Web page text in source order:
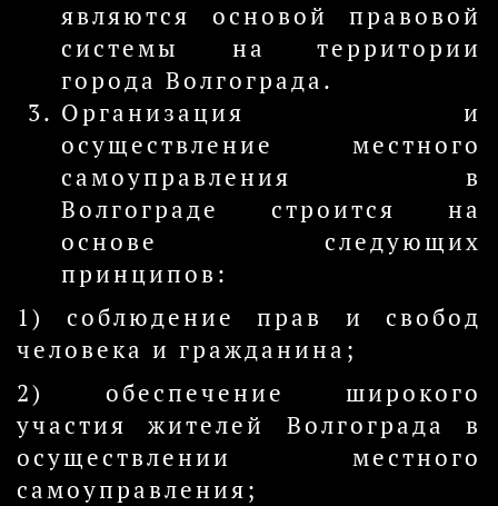
являются основой правовой
системы на территории
города Волгограда.
Организация и
осуществление местного
самоуправления в
Волгограде строится на
основе следующих
принципов:
1) соблюдение прав и свобод
человека и гражданина;
2) обеспечение широкого
участия жителей Волгограда в
осуществлении местного
самоуправления;